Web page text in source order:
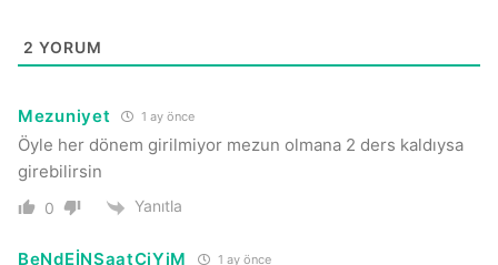
2 YORUM
Mezuniyet 1 ay önce
Öyle her dönem girilmiyor mezun olmana 2 ders kaldıysa
girebilirsin
0 Yanıtla
BeNdEİNSaatCiYiM 1 ay önce